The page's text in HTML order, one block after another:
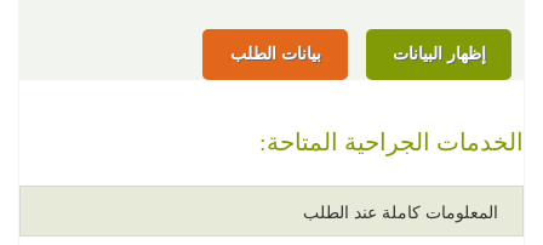
إظهار البيانات بيانات الطلب
الخدمات الجراحية المتاحة:
المعلومات كاملة عند الطلب